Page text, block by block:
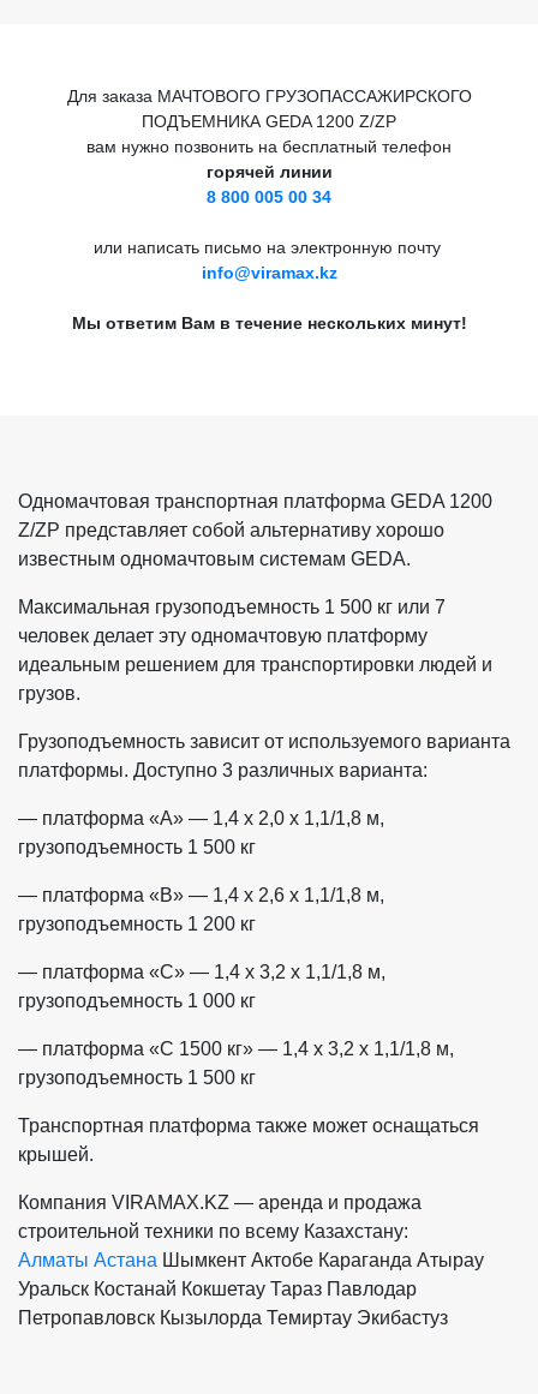
Для заказа МАЧТОВОГО ГРУЗОПАССАЖИРСКОГО
ПОДЪЕМНИКА GEDA 1200 Z/ZP
вам нужно позвонить на бесплатный телефон
горячей линии
8 800 005 00 34
или написать письмо на электронную почту
info@viramax.kz
Мы ответим Вам в течение нескольких минут!
Одномачтовая транспортная платформа GEDA 1200
Z/ZP представляет собой альтернативу хорошо
известным одномачтовым системам GEDA.
Максимальная грузоподъемность 1 500 кг или 7
человек делает эту одномачтовую платформу
идеальным решением для транспортировки людей и
грузов.
Грузоподъемность зависит от используемого варианта
платформы. Доступно 3 различных варианта:
— платформа «A» — 1,4 x 2,0 x 1,1/1,8 м,
грузоподъемность 1 500 кг
— платформа «B» — 1,4 x 2,6 x 1,1/1,8 м,
грузоподъемность 1 200 кг
— платформа «C» — 1,4 x 3,2 x 1,1/1,8 м,
грузоподъемность 1 000 кг
— платформа «C 1500 кг» — 1,4 x 3,2 x 1,1/1,8 м,
грузоподъемность 1 500 кг
Транспортная платформа также может оснащаться
крышей.
Компания VIRAMAX.KZ — аренда и продажа
строительной техники по всему Казахстану:
Алматы Астана Шымкент Актобе Караганда Атырау
Уральск Костанай Кокшетау Тараз Павлодар
Петропавловск Кызылорда Темиртау Экибастуз